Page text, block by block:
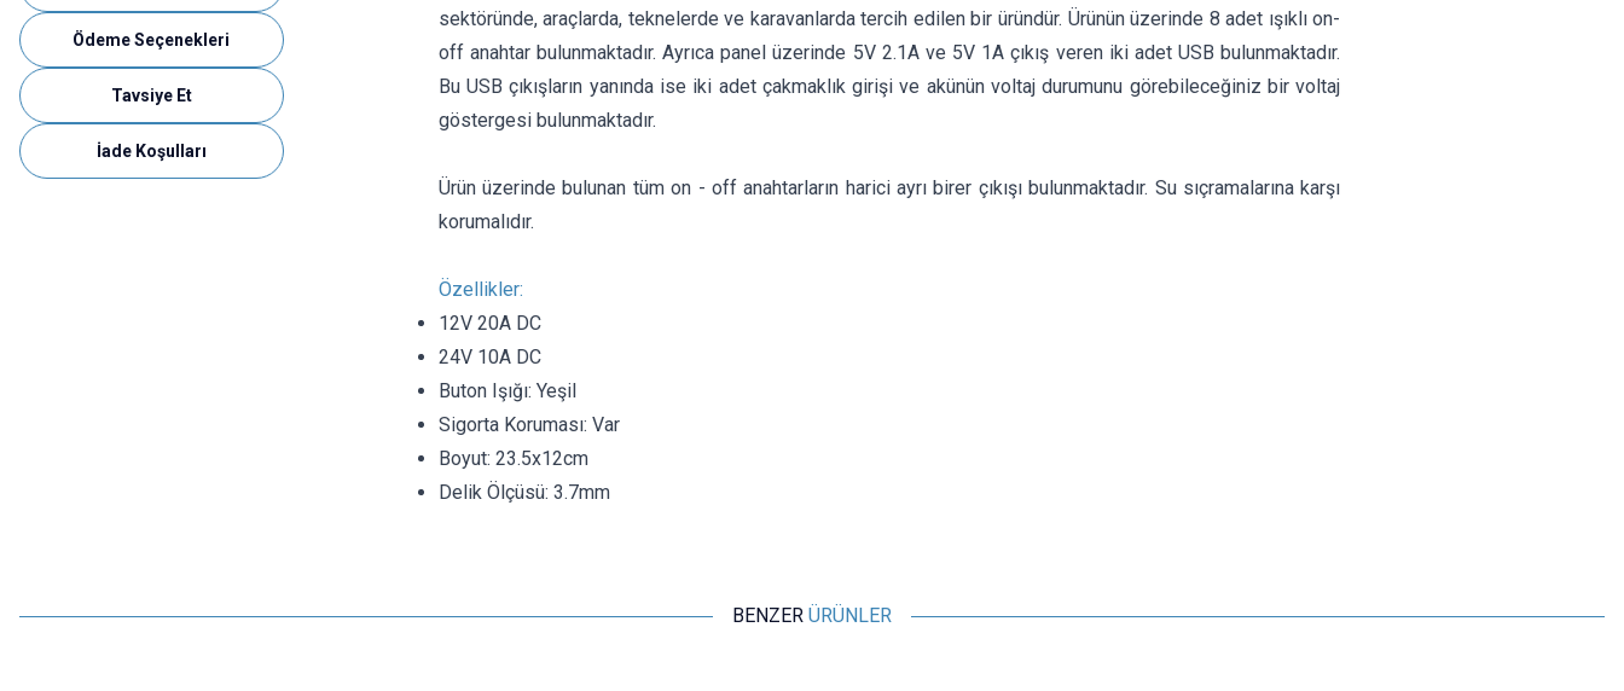
Ödeme Seçenekleri
Tavsiye Et
İade Koşulları
sektöründe, araçlarda, teknelerde ve karavanlarda tercih edilen bir üründür. Ürünün üzerinde 8 adet ışıklı on-
off anahtar bulunmaktadır. Ayrıca panel üzerinde 5V 2.1A ve 5V 1A çıkış veren iki adet USB bulunmaktadır.
Bu USB çıkışların yanında ise iki adet çakmaklık girişi ve akünün voltaj durumunu görebileceğiniz bir voltaj
göstergesi bulunmaktadır.
Ürün üzerinde bulunan tüm on - off anahtarların harici ayrı birer çıkışı bulunmaktadır. Su sıçramalarına karşı
korumalıdır.
Özellikler:
12V 20A DC
24V 10A DC
Buton Işığı: Yeşil
Sigorta Koruması: Var
Boyut: 23.5x12cm
Delik Ölçüsü: 3.7mm
BENZER ÜRÜNLER